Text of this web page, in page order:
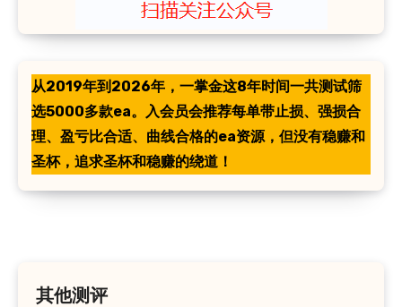
从2019年到2026年，一掌金这8年时间一共测试筛
选5000多款ea。入会员会推荐每单带止损、强损合
理、盈亏比合适、曲线合格的ea资源，但没有稳赚和
圣杯，追求圣杯和稳赚的绕道！
其他测评